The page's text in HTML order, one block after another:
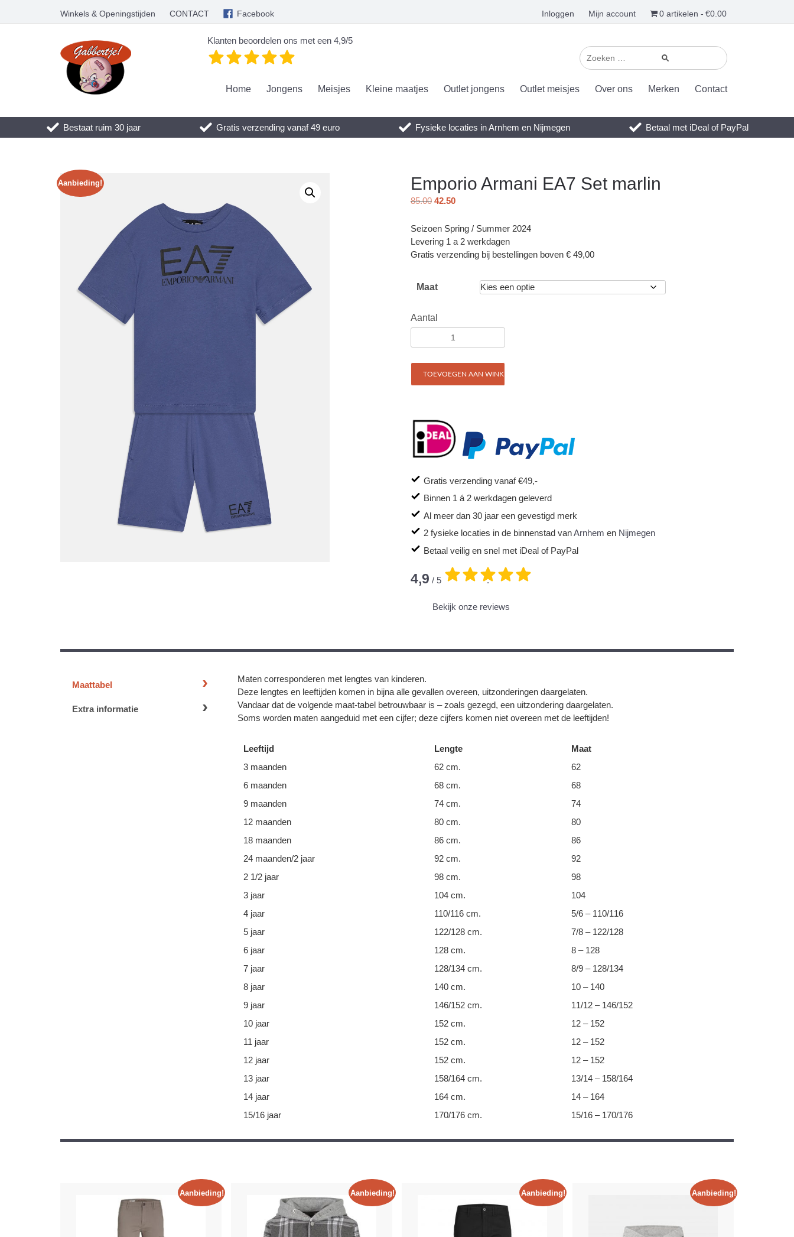
Winkels & Openingstijden CONTACT Facebook Inloggen Mijn account 0 artikelen €0.00
Klanten beoordelen ons met een 4,9/5
Home Jongens Meisjes Kleine maatjes Outlet jongens Outlet meisjes Over ons Merken Contact
Bestaat ruim 30 jaar Gratis verzending vanaf 49 euro Fysieke locaties in Arnhem en Nijmegen Betaal met iDeal of PayPal
Aanbieding! Emporio Armani EA7 Set marlin
85.00 42.50
Seizoen Spring / Summer 2024
Levering 1 a 2 werkdagen
Gratis verzending bij bestellingen boven € 49,00
Maat
Aantal
TOEVOEGEN AAN WINKELWAGEN
Gratis verzending vanaf €49,-
Binnen 1 á 2 werkdagen geleverd
Al meer dan 30 jaar een gevestigd merk
2 fysieke locaties in de binnenstad vanArnhem en Nijmegen
Betaal veilig en snel met iDeal of PayPal
4,9 / 5 .
Bekijk onze reviews
Maattabel
Extra informatie
Maten corresponderen met lengtes van kinderen.
Deze lengtes en leeftijden komen in bijna alle gevallen overeen, uitzonderingen daargelaten.
Vandaar dat de volgende maat-tabel betrouwbaar is – zoals gezegd, een uitzondering daargelaten.
Soms worden maten aangeduid met een cijfer; deze cijfers komen niet overeen met de leeftijden!
Leeftijd Lengte
Maat
3 maanden
62 cm.
62
6 maanden
68 cm.
68
9 maanden
74 cm.
74
12 maanden
80 cm.
80
18 maanden
86 cm.
86
24 maanden/2 jaar
92 cm.
92
2 1/2 jaar
98 cm.
98
3 jaar
104 cm.
104
4 jaar
110/116 cm.
5/6 – 110/116
5 jaar
122/128 cm.
7/8 – 122/128
6 jaar
128 cm.
8 – 128
7 jaar
128/134 cm.
8/9 – 128/134
8 jaar
140 cm.
10 – 140
9 jaar
146/152 cm.
11/12 – 146/152
10 jaar
152 cm.
12 – 152
11 jaar
152 cm.
12 – 152
12 jaar
152 cm.
12 – 152
13 jaar
158/164 cm.
13/14 – 158/164
14 jaar
164 cm.
14 – 164
15/16 jaar
170/176 cm. 15/16 – 170/176
Aanbieding! Aanbieding! Aanbieding! Aanbieding!